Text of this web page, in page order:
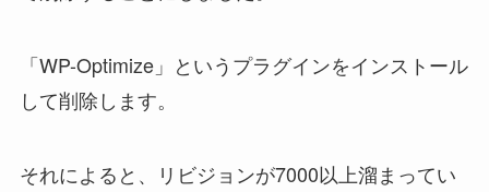
「WP-Optimize」というプラグインをインストール
して削除します。
それによると、リビジョンが7000以上溜まってい